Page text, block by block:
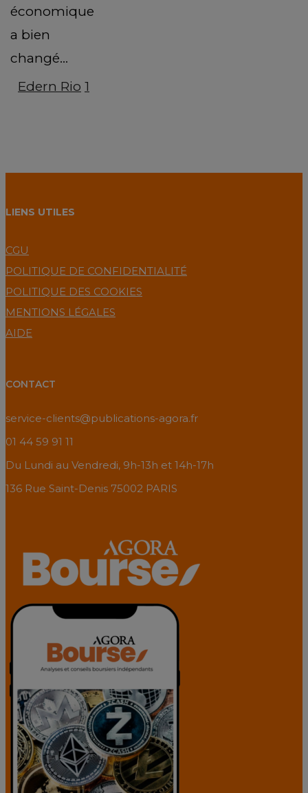
économique
a bien
changé…
Edern Rio 1
LIENS UTILES
CGU
POLITIQUE DE CONFIDENTIALITÉ
POLITIQUE DES COOKIES
MENTIONS LÉGALES
AIDE
CONTACT
service-clients@publications-agora.fr
01 44 59 91 11
Du Lundi au Vendredi, 9h-13h et 14h-17h
136 Rue Saint-Denis 75002 PARIS